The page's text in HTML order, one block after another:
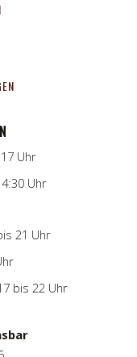
Uhr
Uhr
21 Uhr
bis 22 Uhr